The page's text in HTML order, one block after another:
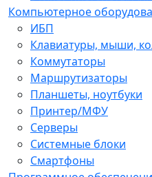
Компьютерное
ИБП
Клавиатуры, мыши,
Коммутаторы
Маршрутизаторы
Планшеты, ноутбуки
Принтер/МФУ
Серверы
Системные блоки
Смартфоны